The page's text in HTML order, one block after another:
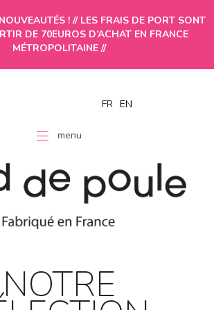
! // LES FRAIS DE PORT SONT
DE 70EUROS D’ACHAT EN FRANCE
MÉTROPOLITAINE //
FR EN
menu
NOTRE